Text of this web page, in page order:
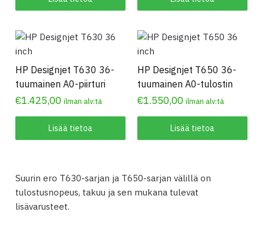
HP Designjet T630 36-
tuumainen A0-piirturi
€1.425,00 ilman alv:tä
Lisää tietoa
HP Designjet T650 36-
tuumainen A0-tulostin
€1.550,00 ilman alv:tä
Lisää tietoa
Suurin ero T630-sarjan ja T650-sarjan välillä on
tulostusnopeus, takuu ja sen mukana tulevat
lisävarusteet.